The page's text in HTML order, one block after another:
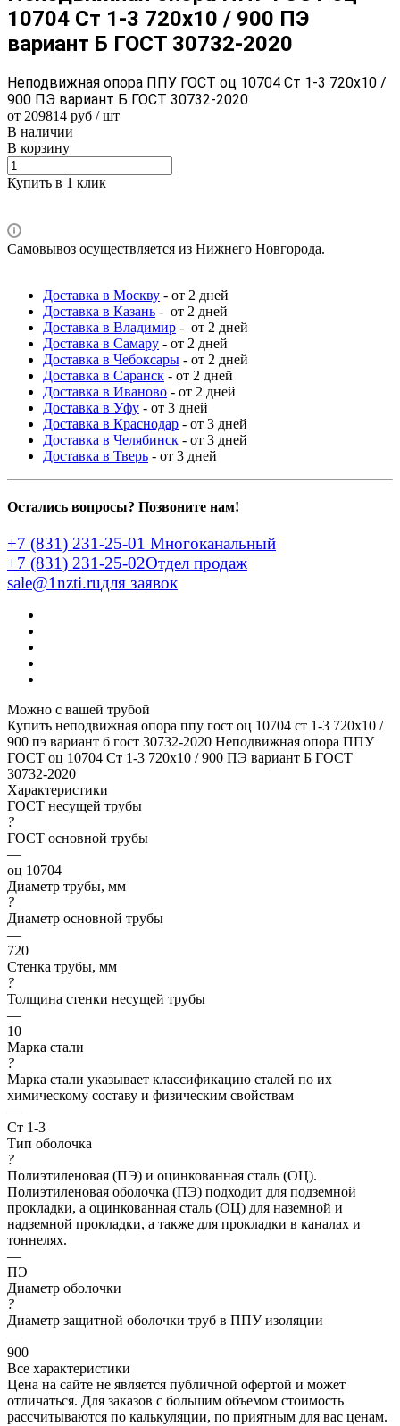
10704 Ст 1-3 720x10 / 900 ПЭ
вариант Б ГОСТ 30732-2020
Неподвижная опора ППУ ГОСТ оц 10704 Ст 1-3 720x10 /
900 ПЭ вариант Б ГОСТ 30732-2020
от 209814 руб / шт
В наличии
В корзину
Купить в 1 клик
Самовывоз осуществляется из Нижнего Новгорода.
Доставка в Москву - от 2 дней
Доставка в Казань - от 2 дней
Доставка в Владимир - от 2 дней
Доставка в Самару - от 2 дней
Доставка в Чебоксары - от 2 дней
Доставка в Саранск - от 2 дней
Доставка в Иваново - от 2 дней
Доставка в Уфу - от 3 дней
Доставка в Краснодар - от 3 дней
Доставка в Челябинск - от 3 дней
Доставка в Тверь - от 3 дней
Остались вопросы? Позвоните нам!
+7 (831) 231-25-01 Многоканальный
+7 (831) 231-25-02Отдел продаж
sale@1nzti.ruдля заявок
Можно с вашей трубой
Купить неподвижная опора ппу гост оц 10704 ст 1-3 720x10 /
900 пэ вариант б гост 30732-2020 Неподвижная опора ППУ
ГОСТ оц 10704 Ст 1-3 720x10 / 900 ПЭ вариант Б ГОСТ
30732-2020
Характеристики
ГОСТ несущей трубы
?
ГОСТ основной трубы
—
оц 10704
Диаметр трубы, мм
?
Диаметр основной трубы
—
720
Стенка трубы, мм
?
Толщина стенки несущей трубы
—
10
Марка стали
?
Марка стали указывает классификацию сталей по их
химическому составу и физическим свойствам
—
Ст 1-3
Тип оболочка
?
Полиэтиленовая (ПЭ) и оцинкованная сталь (ОЦ).
Полиэтиленовая оболочка (ПЭ) подходит для подземной
прокладки, а оцинкованная сталь (ОЦ) для наземной и
надземной прокладки, а также для прокладки в каналах и
тоннелях.
—
ПЭ
Диаметр оболочки
?
Диаметр защитной оболочки труб в ППУ изоляции
—
900
Все характеристики
Цена на сайте не является публичной офертой и может
отличаться. Для заказов с большим объемом стоимость
рассчитываются по калькуляции, по приятным для вас ценам.